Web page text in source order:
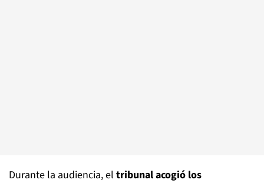
Durante la audiencia, el tribunal acogió los